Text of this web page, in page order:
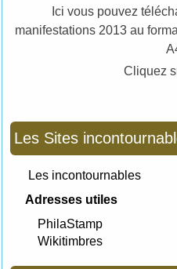
Ici vous pouvez
manifestations 2013 au
Cliquez
Les Sites
Les incontournables
Adresses utiles
PhilaStamp
Wikitimbres